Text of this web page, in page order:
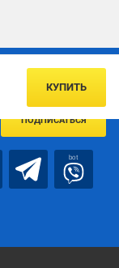
КУПИТЬ
об акцияx и
ПОДПИСАТЬСЯ
bot